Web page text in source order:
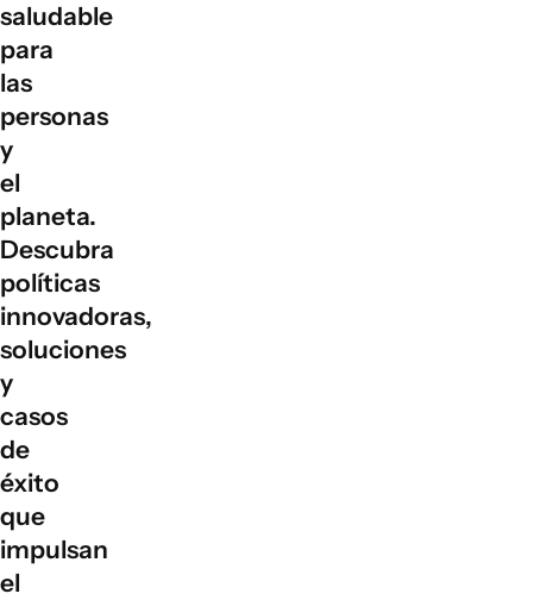
saludable
para
las
personas
y
el
planeta.
Descubra
políticas
innovadoras,
soluciones
y
casos
de
éxito
que
impulsan
el